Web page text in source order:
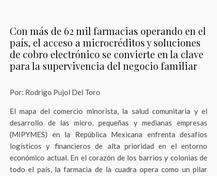
Con más de 62 mil farmacias operando en el
país, el acceso a microcréditos y soluciones
de cobro electrónico se convierte en la clave
para la supervivencia del negocio familiar
Por: Rodrigo Pujol Del Toro
El mapa del comercio minorista, la salud comunitaria y el
desarrollo de las micro, pequeñas y medianas empresas
(MIPYMES) en la República Mexicana enfrenta desafíos
logísticos y financieros de alta prioridad en el entorno
económico actual. En el corazón de los barrios y colonias de
todo el país, la farmacia de la cuadra opera como un pilar